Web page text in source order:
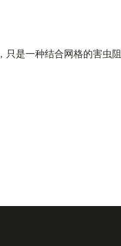
只是一种结合网格的害虫阻